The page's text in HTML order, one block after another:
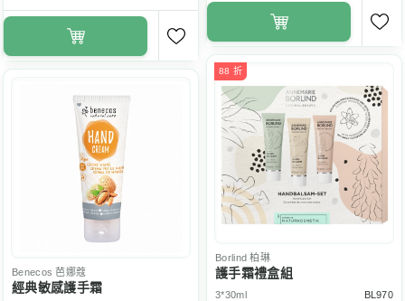
88 折
Borlind 柏琳
護手霜禮盒組
3*30ml
BL970
Benecos 芭娜蔻
經典敏感護手霜